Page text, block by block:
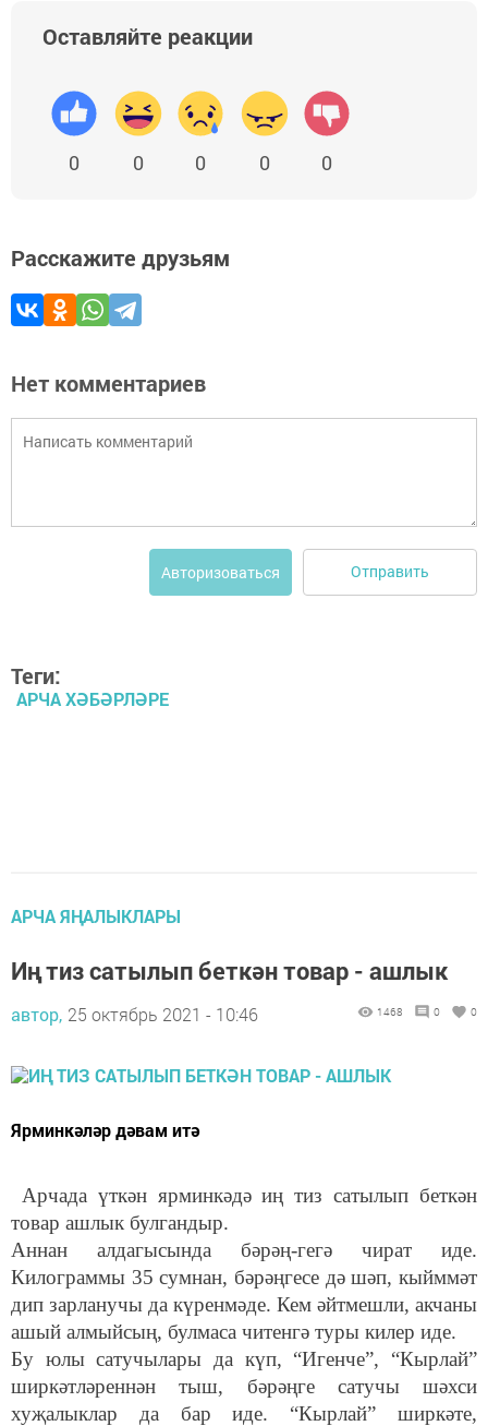
Оставляйте реакции
0 0 0 0 0
Расскажите друзьям
Нет комментариев
Авторизоваться Отправить
Теги:
АРЧА ХӘБӘРЛӘРЕ
АРЧА ЯҢАЛЫКЛАРЫ
Иң тиз сатылып беткән товар - ашлык
автор, 25 октябрь 2021 - 10:46 1468 0 0
Ярминкәләр дәвам итә
Арчада үткән ярминкәдә иң тиз сатылып беткән
товар ашлык булгандыр.
Аннан алдагысында бәрәң-гегә чират иде.
Килограммы 35 сумнан, бәрәңгесе дә шәп, кыйммәт
дип зарланучы да күренмәде. Кем әйтмешли, акчаны
ашый алмыйсың, булмаса читенгә туры килер иде.
Бу юлы сатучылары да күп, “Игенче”, “Кырлай”
ширкәтләреннән тыш, бәрәңге сатучы шәхси
хуҗалыклар да бар иде. “Кырлай” ширкәте,